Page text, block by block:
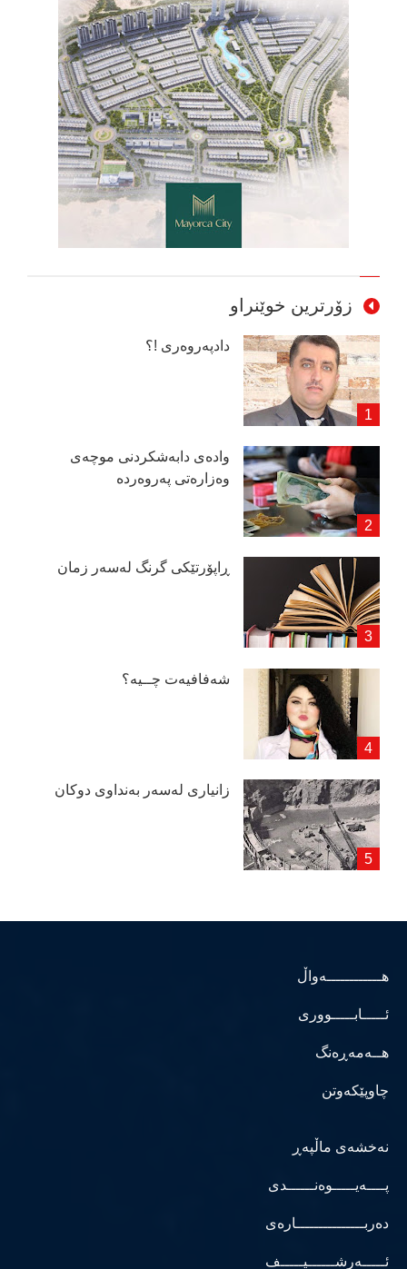
زۆرترین خوێنراو
دادپەروەری !؟
وادەی دابەشكردنی موچەی
وەزارەتی پەروەردە
ڕاپۆرتێكی گرنگ لەسەر زمان
شەفافیەت چــیە؟
زانیاری لەسەر بەنداوی دوكان
هــــــــــــەواڵ
ئـــــابـــــووری
هــەمەڕەنگ
چاوپێکەوتن
نەخشەی ماڵپەڕ
پــــەیـــــوەنــــــدی
دەربـــــــــــــــارەی
ئـــــەرشــــــیـــــف